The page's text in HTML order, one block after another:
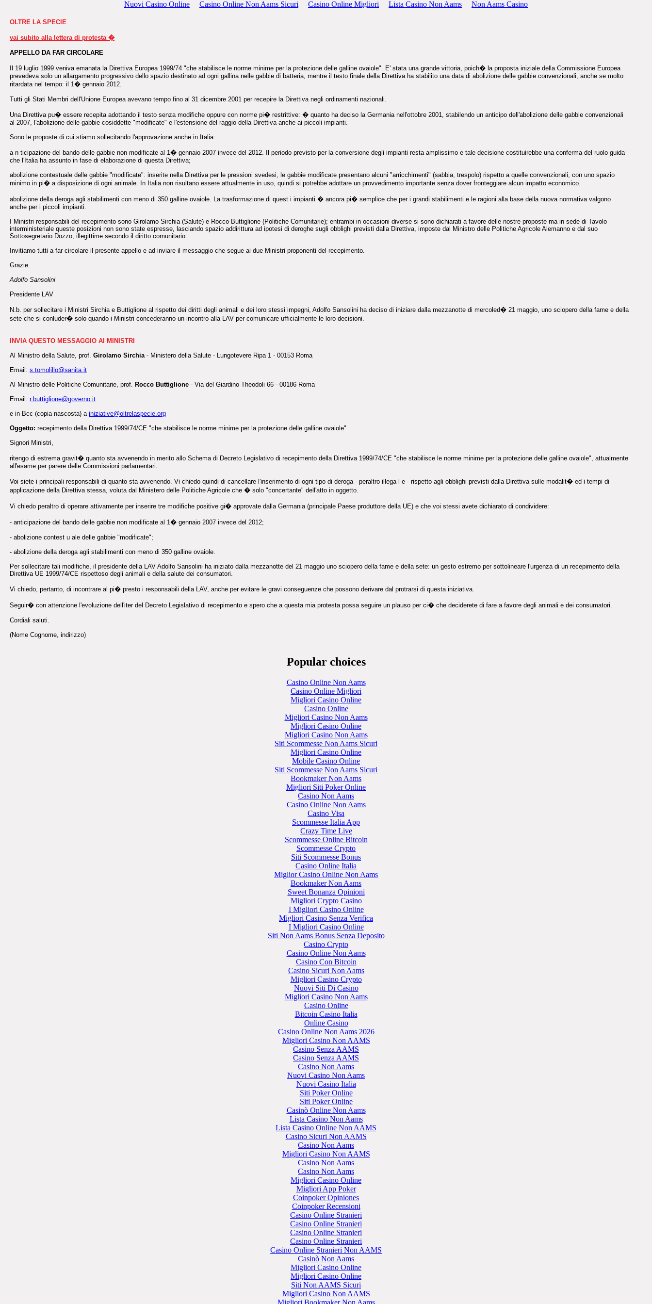
Nuovi Casino Online Casino Online Non Aams Sicuri Casino Online Migliori Lista Casino Non Aams Non Aams Casino
OLTRE LA SPECIE
vai subito alla lettera di protesta �
APPELLO DA FAR CIRCOLARE
Il 19 luglio 1999 veniva emanata la Direttiva Europea 1999/74 "che stabilisce le norme minime per la protezione delle galline ovaiole". E' stata una grande vittoria, poich� la proposta iniziale della Commissione Europea
prevedeva solo un allargamento progressivo dello spazio destinato ad ogni gallina nelle gabbie di batteria, mentre il testo finale della Direttiva ha stabilito una data di abolizione delle gabbie convenzionali, anche se molto
ritardata nel tempo: il 1� gennaio 2012.
Tutti gli Stati Membri dell'Unione Europea avevano tempo fino al 31 dicembre 2001 per recepire la Direttiva negli ordinamenti nazionali.
Una Direttiva pu� essere recepita adottando il testo senza modifiche oppure con norme pi� restrittive: � quanto ha deciso la Germania nell'ottobre 2001, stabilendo un anticipo dell'abolizione delle gabbie convenzionali
al 2007, l'abolizione delle gabbie cosiddette "modificate" e l'estensione del raggio della Direttiva anche ai piccoli impianti.
Sono le proposte di cui stiamo sollecitando l'approvazione anche in Italia:
a n ticipazione del bando delle gabbie non modificate al 1� gennaio 2007 invece del 2012. Il periodo previsto per la conversione degli impianti resta amplissimo e tale decisione costituirebbe una conferma del ruolo guida
che l'Italia ha assunto in fase di elaborazione di questa Direttiva;
abolizione contestuale delle gabbie "modificate": inserite nella Direttiva per le pressioni svedesi, le gabbie modificate presentano alcuni "arricchimenti" (sabbia, trespolo) rispetto a quelle convenzionali, con uno spazio
minimo in pi� a disposizione di ogni animale. In Italia non risultano essere attualmente in uso, quindi si potrebbe adottare un provvedimento importante senza dover fronteggiare alcun impatto economico.
abolizione della deroga agli stabilimenti con meno di 350 galline ovaiole. La trasformazione di quest i impianti � ancora pi� semplice che per i grandi stabilimenti e le ragioni alla base della nuova normativa valgono
anche per i piccoli impianti.
I Ministri responsabili del recepimento sono Girolamo Sirchia (Salute) e Rocco Buttiglione (Politiche Comunitarie); entrambi in occasioni diverse si sono dichiarati a favore delle nostre proposte ma in sede di Tavolo
interministeriale queste posizioni non sono state espresse, lasciando spazio addirittura ad ipotesi di deroghe sugli obblighi previsti dalla Direttiva, imposte dal Ministro delle Politiche Agricole Alemanno e dal suo
Sottosegretario Dozzo, illegittime secondo il diritto comunitario.
Invitiamo tutti a far circolare il presente appello e ad inviare il messaggio che segue ai due Ministri proponenti del recepimento.
Grazie.
Adolfo Sansolini
Presidente LAV
N.b. per sollecitare i Ministri Sirchia e Buttiglione al rispetto dei diritti degli animali e dei loro stessi impegni, Adolfo Sansolini ha deciso di iniziare dalla mezzanotte di mercoled� 21 maggio, uno sciopero della fame e della
sete che si conluder� solo quando i Ministri concederanno un incontro alla LAV per comunicare ufficialmente le loro decisioni.
INVIA QUESTO MESSAGGIO AI MINISTRI
Al Ministro della Salute, prof. Girolamo Sirchia- Ministero della Salute - Lungotevere Ripa 1 - 00153 Roma
Email: s.tomolillo@sanita.it
Al Ministro delle Politiche Comunitarie, prof. Rocco Buttiglione - Via del Giardino Theodoli 66 - 00186 Roma
Email: r.buttiglione@governo.it
e in Bcc (copia nascosta) a iniziative@oltrelaspecie.org
Oggetto: recepimento della Direttiva 1999/74/CE "che stabilisce le norme minime per la protezione delle galline ovaiole"
Signori Ministri,
ritengo di estrema gravit� quanto sta avvenendo in merito allo Schema di Decreto Legislativo di recepimento della Direttiva 1999/74/CE "che stabilisce le norme minime per la protezione delle galline ovaiole", attualmente
all'esame per parere delle Commissioni parlamentari.
Voi siete i principali responsabili di quanto sta avvenendo. Vi chiedo quindi di cancellare l'inserimento di ogni tipo di deroga - peraltro illega l e - rispetto agli obblighi previsti dalla Direttiva sulle modalit� ed i tempi di
applicazione della Direttiva stessa, voluta dal Ministero delle Politiche Agricole che � solo "concertante" dell'atto in oggetto.
Vi chiedo peraltro di operare attivamente per inserire tre modifiche positive gi� approvate dalla Germania (principale Paese produttore della UE) e che voi stessi avete dichiarato di condividere:
- anticipazione del bando delle gabbie non modificate al 1� gennaio 2007 invece del 2012;
- abolizione contest u ale delle gabbie "modificate";
- abolizione della deroga agli stabilimenti con meno di 350 galline ovaiole.
Per sollecitare tali modifiche, il presidente della LAV Adolfo Sansolini ha iniziato dalla mezzanotte del 21 maggio uno sciopero della fame e della sete: un gesto estremo per sottolineare l'urgenza di un recepimento della
Direttiva UE 1999/74/CE rispettoso degli animali e della salute dei consumatori.
Vi chiedo, pertanto, di incontrare al pi� presto i responsabili della LAV, anche per evitare le gravi conseguenze che possono derivare dal protrarsi di questa iniziativa.
Seguir� con attenzione l'evoluzione dell'iter del Decreto Legislativo di recepimento e spero che a questa mia protesta possa seguire un plauso per ci� che deciderete di fare a favore degli animali e dei consumatori.
Cordiali saluti.
(Nome Cognome, indirizzo)
Popular choices
Casino Online Non Aams
Casino Online Migliori
Migliori Casino Online
Casino Online
Migliori Casino Non Aams
Migliori Casino Online
Migliori Casino Non Aams
Siti Scommesse Non Aams Sicuri
Migliori Casino Online
Mobile Casino Online
Siti Scommesse Non Aams Sicuri
Bookmaker Non Aams
Migliori Siti Poker Online
Casino Non Aams
Casino Online Non Aams
Casino Visa
Scommesse Italia App
Crazy Time Live
Scommesse Online Bitcoin
Scommesse Crypto
Siti Scommesse Bonus
Casino Online Italia
Miglior Casino Online Non Aams
Bookmaker Non Aams
Sweet Bonanza Opinioni
Migliori Crypto Casino
I Migliori Casino Online
Migliori Casino Senza Verifica
I Migliori Casino Online
Siti Non Aams Bonus Senza Deposito
Casino Crypto
Casino Online Non Aams
Casino Con Bitcoin
Casino Sicuri Non Aams
Migliori Casino Crypto
Nuovi Siti Di Casino
Migliori Casino Non Aams
Casino Online
Bitcoin Casino Italia
Online Casino
Casino Online Non Aams 2026
Migliori Casino Non AAMS
Casino Senza AAMS
Casino Senza AAMS
Casino Non Aams
Nuovi Casino Non Aams
Nuovi Casino Italia
Siti Poker Online
Siti Poker Online
Casinò Online Non Aams
Lista Casino Non Aams
Lista Casino Online Non AAMS
Casino Sicuri Non AAMS
Casino Non Aams
Migliori Casino Non AAMS
Casino Non Aams
Casino Non Aams
Migliori Casino Online
Migliori App Poker
Coinpoker Opiniones
Coinpoker Recensioni
Casino Online Stranieri
Casino Online Stranieri
Casino Online Stranieri
Casino Online Stranieri
Casino Online Stranieri Non AAMS
Casinò Non Aams
Migliori Casino Online
Migliori Casino Online
Siti Non AAMS Sicuri
Migliori Casino Non AAMS
Migliori Bookmaker Non Aams